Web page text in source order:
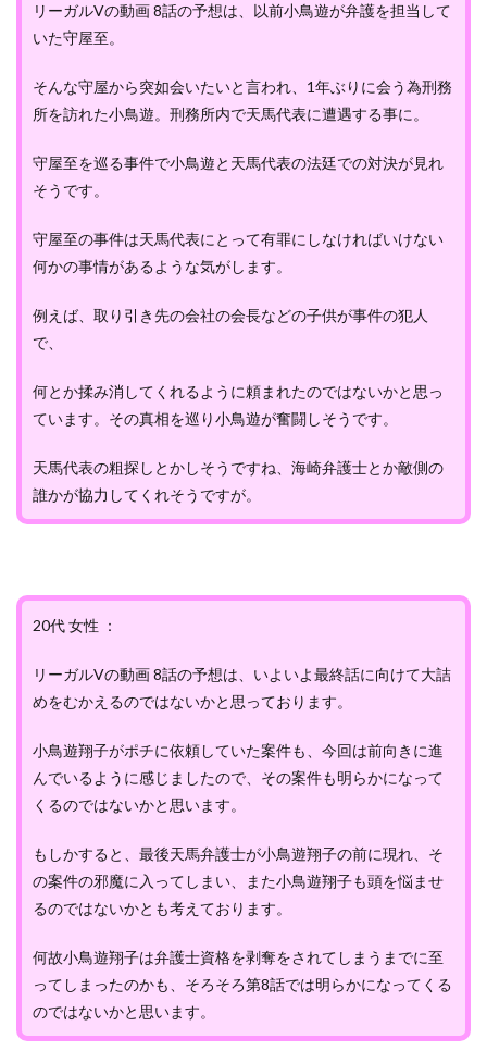
リーガルVの動画 8話の予想は、以前小鳥遊が弁護を担当して
いた守屋至。
そんな守屋から突如会いたいと言われ、1年ぶりに会う為刑務
所を訪れた小鳥遊。刑務所内で天馬代表に遭遇する事に。
守屋至を巡る事件で小鳥遊と天馬代表の法廷での対決が見れ
そうです。
守屋至の事件は天馬代表にとって有罪にしなければいけない
何かの事情があるような気がします。
例えば、取り引き先の会社の会長などの子供が事件の犯人
で、
何とか揉み消してくれるように頼まれたのではないかと思っ
ています。その真相を巡り小鳥遊が奮闘しそうです。
天馬代表の粗探しとかしそうですね、海崎弁護士とか敵側の
誰かが協力してくれそうですが。
20代 女性 ：
リーガルVの動画 8話の予想は、いよいよ最終話に向けて大詰
めをむかえるのではないかと思っております。
小鳥遊翔子がポチに依頼していた案件も、今回は前向きに進
んでいるように感じましたので、その案件も明らかになって
くるのではないかと思います。
もしかすると、最後天馬弁護士が小鳥遊翔子の前に現れ、そ
の案件の邪魔に入ってしまい、また小鳥遊翔子も頭を悩ませ
るのではないかとも考えております。
何故小鳥遊翔子は弁護士資格を剥奪をされてしまうまでに至
ってしまったのかも、そろそろ第8話では明らかになってくる
のではないかと思います。